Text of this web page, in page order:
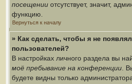
посещении отсутствует, значит,
функцию.
Вернуться к началу
» Как сделать, чтобы я не
пользователей?
В настройках личного раздела вы
моё пребывание на конференции .
будете видны только